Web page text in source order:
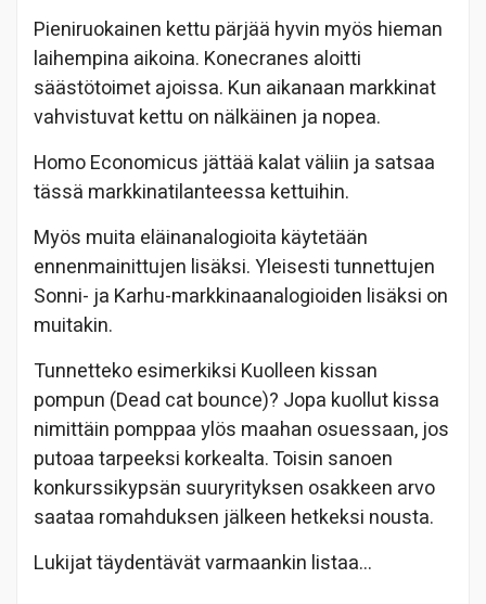
Pieniruokainen kettu pärjää hyvin myös hieman
laihempina aikoina. Konecranes aloitti
säästötoimet ajoissa. Kun aikanaan markkinat
vahvistuvat kettu on nälkäinen ja nopea.
Homo Economicus jättää kalat väliin ja satsaa
tässä markkinatilanteessa kettuihin.
Myös muita eläinanalogioita käytetään
ennenmainittujen lisäksi. Yleisesti tunnettujen
Sonni- ja Karhu-markkinaanalogioiden lisäksi on
muitakin.
Tunnetteko esimerkiksi Kuolleen kissan
pompun (Dead cat bounce)? Jopa kuollut kissa
nimittäin pomppaa ylös maahan osuessaan, jos
putoaa tarpeeksi korkealta. Toisin sanoen
konkurssikypsän suuryrityksen osakkeen arvo
saataa romahduksen jälkeen hetkeksi nousta.
Lukijat täydentävät varmaankin listaa…